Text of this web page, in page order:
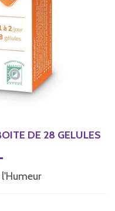
DE 28 GELULES